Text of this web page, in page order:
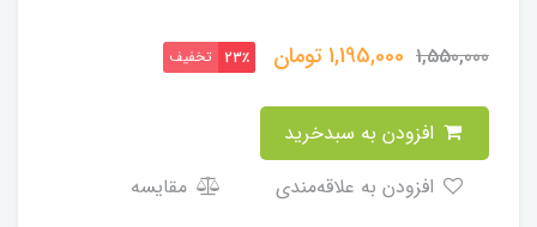
1,550,000
1,195,000تومان 23٪ تخفیف
مقایسه